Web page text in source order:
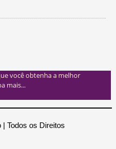
você obtenha a melhor
mais...
Todos os Direitos